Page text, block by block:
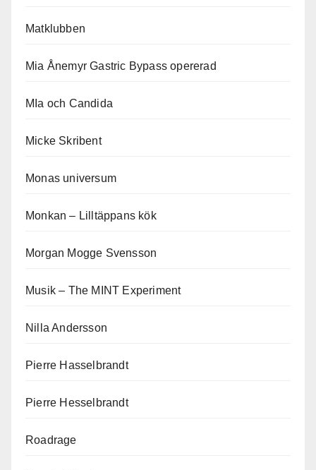
Matklubben
Mia Ånemyr Gastric Bypass opererad
MIa och Candida
Micke Skribent
Monas universum
Monkan – Lilltäppans kök
Morgan Mogge Svensson
Musik – The MINT Experiment
Nilla Andersson
Pierre Hasselbrandt
Pierre Hesselbrandt
Roadrage